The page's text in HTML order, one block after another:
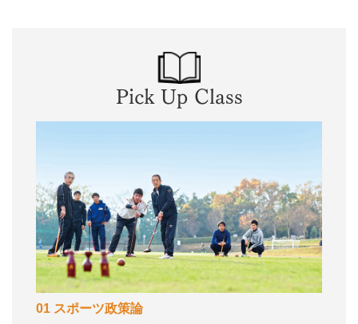
Pick Up Class
01 スポーツ政策論